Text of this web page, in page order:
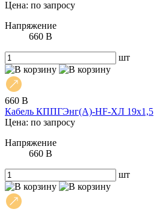
Цена: по запросу
Напряжение
660 В
шт
660 В
Кабель КППГЭнг(А)-HF-ХЛ 19х1,5
Цена: по запросу
Напряжение
660 В
шт